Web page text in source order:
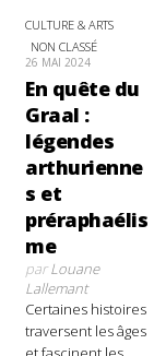
CULTURE & ARTS
NON CLASSÉ
26 MAI 2024
En quête du
Graal :
légendes
arthurienne
s et
préraphaélis
me
parLouane
Lallemant
Certaines histoires
traversent les âges